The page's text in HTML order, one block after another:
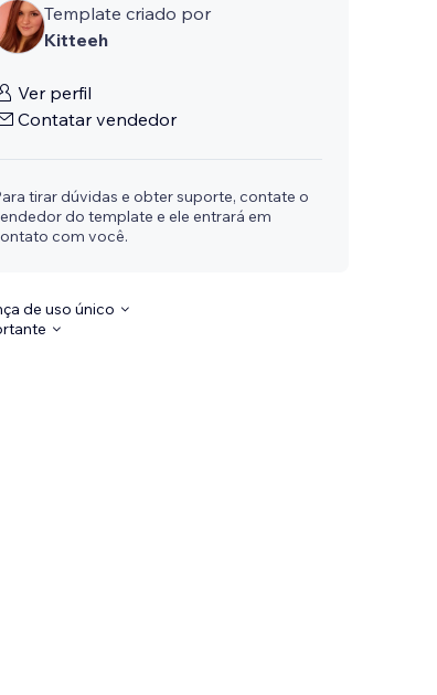
Template criado por
Kitteeh
Ver perfil
Contatar vendedor
tirar dúvidas e obter suporte, contate o
do template e ele entrará em
com você.
de uso único